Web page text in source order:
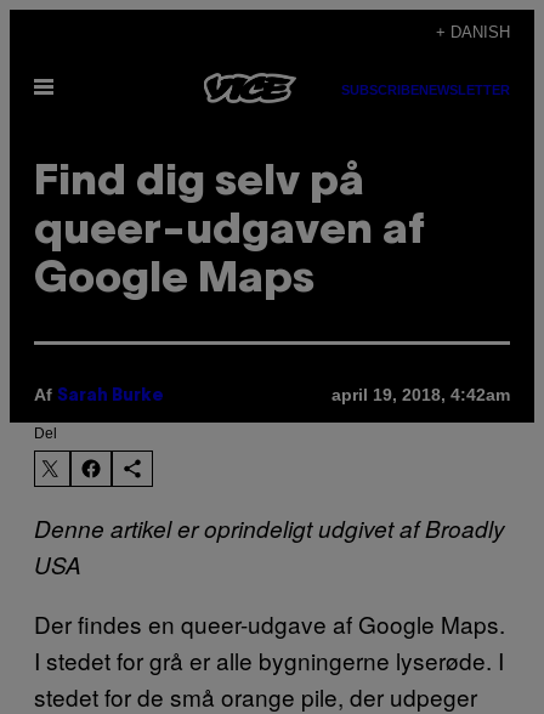
indhold
+ DANISH
Åbn
SUBSCRIBENEWSLETTER
Find dig selv på
queer-udgaven af
Google Maps
Af Sarah Burke april 19, 2018, 4:42am
Del
Denne artikel er oprindeligt udgivet af Broadly
USA
Der findes en queer-udgave af Google Maps.
I stedet for grå er alle bygningerne lyserøde. I
stedet for de små orange pile, der udpeger